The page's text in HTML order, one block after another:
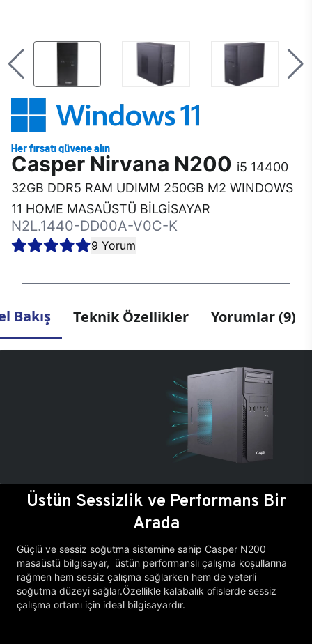
Casper Nirvana N200 i5 14400
32GB DDR5 RAM UDIMM 250GB M2 WINDOWS
11 HOME MASAÜSTÜ BİLGİSAYAR
N2L.1440-DD00A-V0C-K
9 Yorum
Bakış Teknik Özellikler Yorumlar (9)
Üstün Sessizlik ve Performans Bir
Arada
Güçlü ve sessiz soğutma sistemine sahip Casper N200
masaüstü bilgisayar, üstün performanslı çalışma koşullarına
rağmen hem sessiz çalışma sağlarken hem de yeterli
soğutma düzeyi sağlar.Özellikle kalabalık ofislerde sessiz
çalışma ortamı için ideal bilgisayardır.